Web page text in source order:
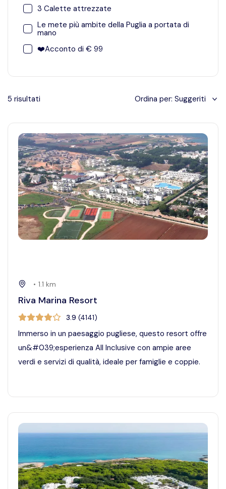
3 Calette attrezzate
3 Calette attrezzate
Le mete più ambite della Puglia a portata di mano
Le mete più ambite della Puglia a portata di
mano
❤️Acconto di € 99
❤️Acconto di € 99
5 risultati Ordina per: Suggeriti
• 1.1 km
Riva Marina Resort
3.9 (4141)
Immerso in un paesaggio pugliese, questo resort offre
un&#039;esperienza All Inclusive con ampie aree
verdi e servizi di qualità, ideale per famiglie e coppie.